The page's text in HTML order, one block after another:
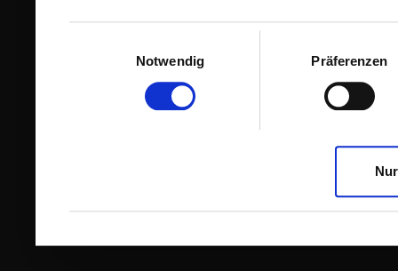
Notwendig
Präferenzen